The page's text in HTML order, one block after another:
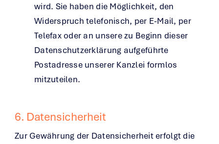
wird. Sie haben die Möglichkeit, den
Widerspruch telefonisch, per E-Mail, per
Telefax oder an unsere zu Beginn dieser
Datenschutzerklärung aufgeführte
Postadresse unserer Kanzlei formlos
mitzuteilen.
6. Datensicherheit
Zur Gewährung der Datensicherheit erfolgt die